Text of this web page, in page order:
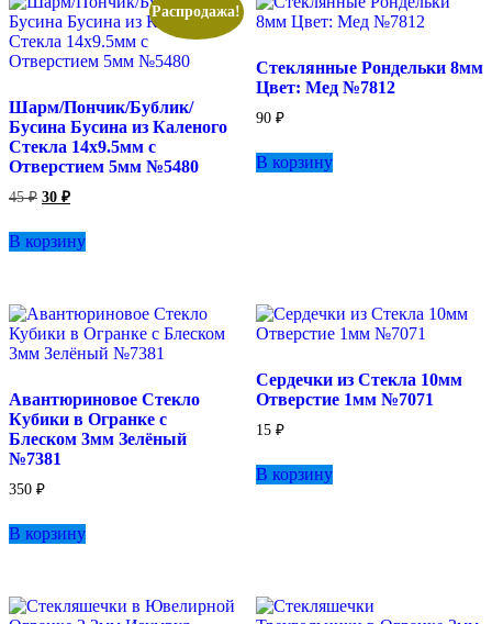
Опции
можно
на
Распродажа!
Шарм/Пончик/Бублик/
Бусина Бусина из Каленого
Стекла 14х9.5мм с
Отверстием 5мм №5480
45₽ Первоначальная
составляла
45 ₽.
30 ₽Текущая
30 ₽.
В корзину
Стеклянные Рондельки 8мм
Цвет: Мед №7812
90 ₽
В корзину
Авантюриновое Стекло
Кубики в Огранке с
Блеском 3мм Зелёный
№7381
350 ₽
В корзину
Сердечки из Стекла 10мм
Отверстие 1мм №7071
15 ₽
В корзину